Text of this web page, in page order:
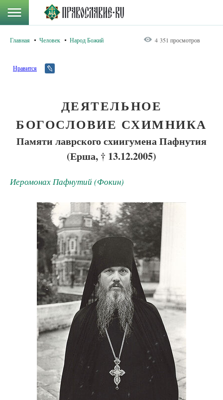
Главная Человек Народ Божий 4 351 просмотров
Нравится
ДЕЯТЕЛЬНОЕ
БОГОСЛОВИЕ СХИМНИКА
Памяти лаврского схиигумена Пафнутия
(Ерша, † 13.12.2005)
Иеромонах Пафнутий (Фокин)